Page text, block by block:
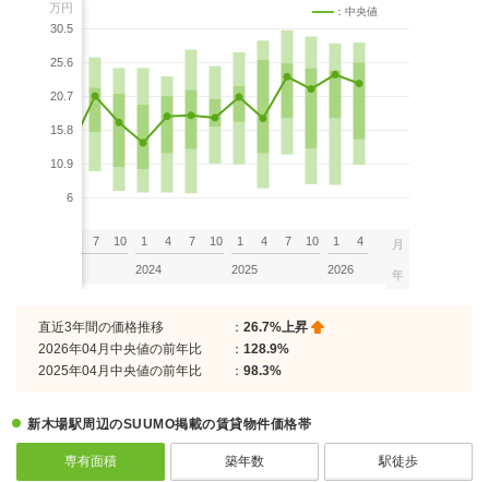
万円
30.5
25.6
20.7
15.8
10.9
6
：中央値
7 10 1 4 7 10
2024
1 4 7 10
2025
1 4
2026
月
年
直近3年間の価格推移 ： 26.7%上昇
2026年04月中央値の前年比
： 128.9%
2025年04月中央値の前年比
： 98.3%
新木場駅周辺のSUUMO掲載の賃貸物件価格帯
専有面積 築年数 駅徒歩